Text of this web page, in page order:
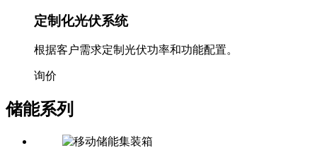
定制化光伏系统
根据客户需求定制光伏功率和功能配置。
询价
储能系列